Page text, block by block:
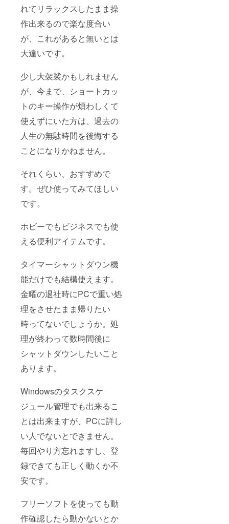
れてリラックスしたまま操
作出来るので楽な度合い
が、これがあると無いとは
大違いです。
少し大袈裟かもしれません
が、今まで、ショートカッ
トのキー操作が煩わしくて
使えずにいた方は、過去の
人生の無駄時間を後悔する
ことになりかねません。
それくらい、おすすめで
す。ぜひ使ってみてほしい
です。
ホビーでもビジネスでも使
える便利アイテムです。
タイマーシャットダウン機
能だけでも結構使えます。
金曜の退社時にPCで重い処
理をさせたまま帰りたい
時ってないでしょうか。処
理が終わって数時間後に
シャットダウンしたいこと
あります。
Windowsのタスクスケ
ジュール管理でも出来るこ
とは出来ますが、PCに詳し
い人でないとできません。
毎回やり方忘れますし、登
録できても正しく動くか不
安です。
フリーソフトを使っても動
作確認したら動かないとか